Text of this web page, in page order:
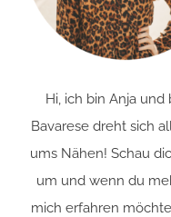
Hi, ich bin Anja und
Bavarese dreht sich
ums Nähen! Schau
um und wenn du
mich erfahren